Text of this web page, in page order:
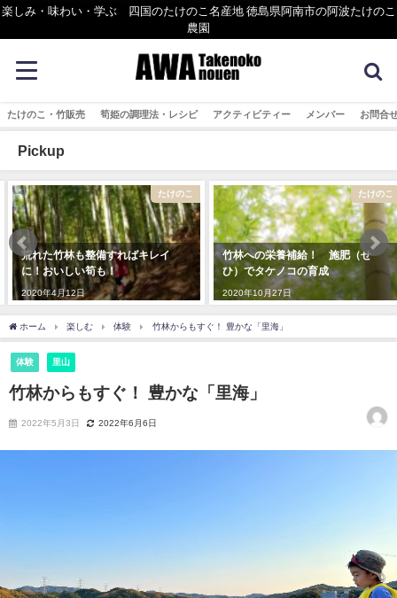
楽しみ・味わい・学ぶ 四国のたけのこ名産地 徳島県阿南市の阿波たけのこ
農園
たけのこ・竹販売 筍姫の調理法・レシピ アクティビティー メンバー お問合
Pickup
たけのこ
荒れた竹林も整備すればキレイ
に！おいしい筍も！
2020年4月12日
たけのこ
竹林への栄養補給！ 施肥（せ
ひ）でタケノコの育成
2020年10月27日
ホーム 楽しむ 体験 竹林からもすぐ！ 豊かな「里海」
体験 里山
竹林からもすぐ！ 豊かな「里海」
2022年5月3日 2022年6月6日